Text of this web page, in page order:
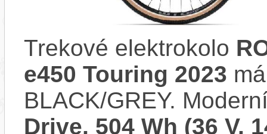
Trekové elektrokolo
e450 Touring 2023
BLACK/GREY.
Drive, 504 Wh (36 V,